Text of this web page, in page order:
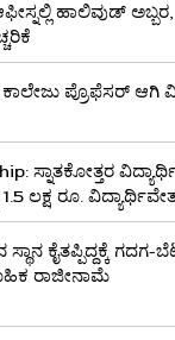
ಹಾಲಿವುಡ್
ಕಾಲೇಜು ಪ್ರೊಫೆಸರ್ ಆಗಿ
ಸ್ನಾತಕೋತ್ತರ
ಲಕ್ಷ ರೂ.
ಸ್ಥಾನ ಕೈತಪ್ಪಿದ್ದಕ್ಕೆ
ರಾಜೀನಾಮೆ